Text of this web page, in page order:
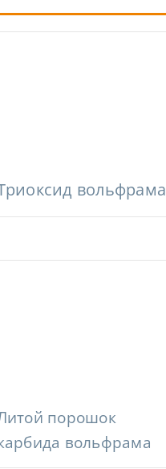
вольфрама
порошок
вольфрама